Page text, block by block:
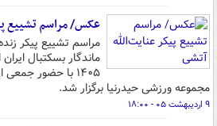
عکس/ مراسم تشییع
مراسم تشییع پیکر
۱۴۰۵ با حضور
مجموعه ورزشی حیدرنیا برگزار شد.
۹ اردیبهشت ۰۵ - ۱۸:۰۰